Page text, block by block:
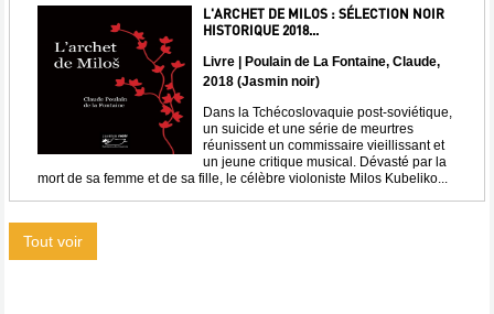
L'ARCHET DE MILOS : SÉLECTION NOIR
HISTORIQUE 2018...
Livre | Poulain de La Fontaine, Claude,
2018 (Jasmin noir)
Dans la Tchécoslovaquie post-soviétique,
un suicide et une série de meurtres
réunissent un commissaire vieillissant et
un jeune critique musical. Dévasté par la
mort de sa femme et de sa fille, le célèbre violoniste Milos Kubeliko...
Tout voir